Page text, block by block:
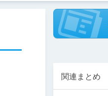
関連まとめ